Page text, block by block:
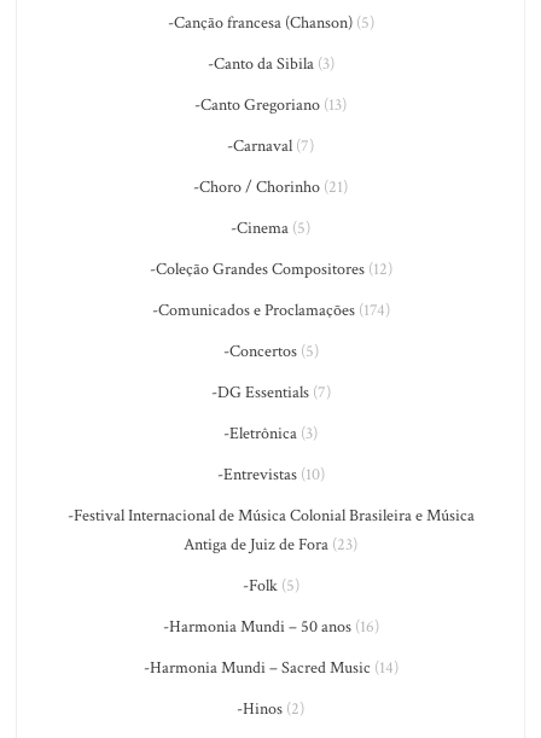
-Canção francesa (Chanson)(5)
-Canto da Sibila(3)
-Canto Gregoriano (13)
-Carnaval (7)
-Choro / Chorinho (21)
-Cinema (5)
-Coleção Grandes Compositores(12)
-Comunicados e Proclamações(174)
-Concertos(5)
-DG Essentials(7)
-Eletrônica (3)
-Entrevistas(10)
-Festival Internacional de Música Colonial Brasileira e Música
Antiga de Juiz de Fora (23)
-Folk(5)
-Harmonia Mundi – 50 anos(16)
-Harmonia Mundi – Sacred Music (14)
-Hinos (2)